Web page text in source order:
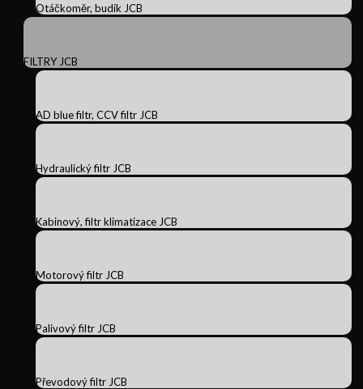
Otáčkoměr, budík JCB
FILTRY JCB
AD blue filtr, CCV filtr JCB
Hydraulický filtr JCB
Kabinový, filtr klimatizace JCB
Motorový filtr JCB
Palivový filtr JCB
Převodový filtr JCB